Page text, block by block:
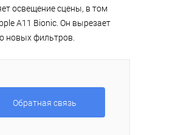
освещение сцены, в том
A11 Bionic. Он вырезает
новых фильтров.
Обратная связь